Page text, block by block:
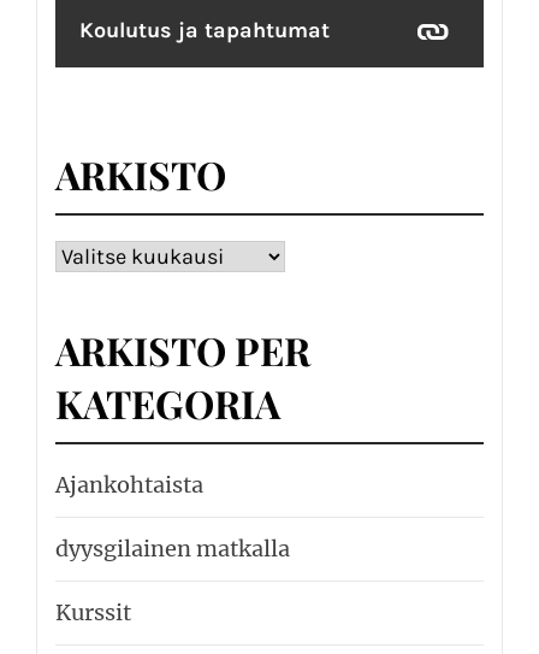
Koulutus ja tapahtumat
ARKISTO
Arkisto
ARKISTO PER
KATEGORIA
Ajankohtaista
dyysgilainen matkalla
Kurssit